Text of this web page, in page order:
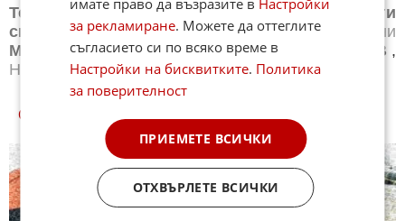
Тенис
,Новини Бойни спортове ,Новини
Други
спортове ,Новини Лека атлетика ,
Новини
Моторни спортове ,Новини Спортът по ТВ ,
Новини
Зимни спортове
СПОРТ КУИЗОВЕ
за рекламиране. Можете да оттеглите
съгласието си по всяко време в
Настройки на бисквитките. Политика
за поверителност
ПРИЕМЕТЕ ВСИЧКИ
ОТХВЪРЛЕТЕ ВСИЧКИ